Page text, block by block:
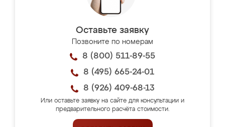
Оставьте заявку
Позвоните по номерам
8 (800) 511-89-55
8 (495) 665-24-01
8 (926) 409-68-13
Или оставьте заявку на сайте для консультации и
предварительного расчёта стоимости.